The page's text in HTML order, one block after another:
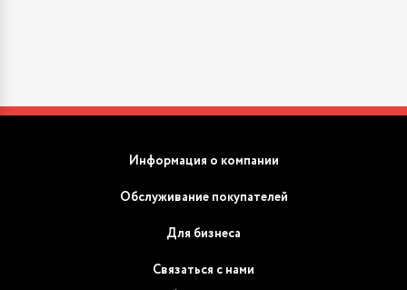
Информация о компании
Обслуживание покупателей
Для бизнеса
Связаться с нами